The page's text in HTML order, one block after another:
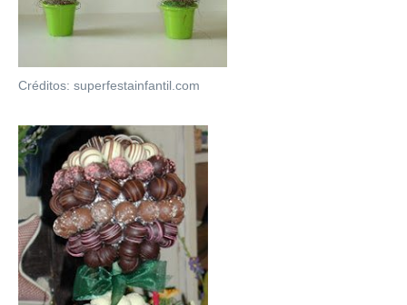
Créditos: superfestainfantil.com